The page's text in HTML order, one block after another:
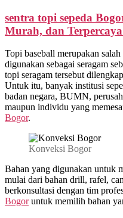
sentra topi sepeda
Murah, dan Terpercaya
Topi baseball merupakan
digunakan sebagai seragam
topi seragam tersebut
Untuk itu, banyak institusi
badan negara, BUMN,
maupun individu yang
Bogor.
Konveksi Bogor
Bahan yang digunakan untuk
mulai dari bahan drill, rafel,
berkonsultasi dengan tim
Bogoruntuk memilih bahan